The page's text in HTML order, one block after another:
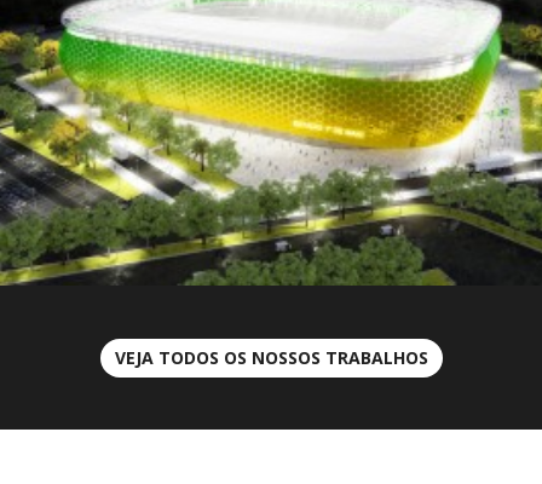
VEJA TODOS OS NOSSOS TRABALHOS